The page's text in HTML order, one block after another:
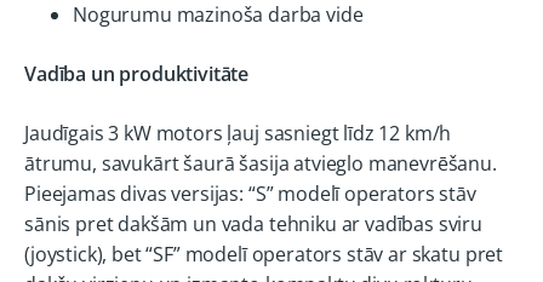
Nogurumu mazinoša darba vide
Vadība un produktivitāte
Jaudīgais 3 kW motors ļauj sasniegt līdz 12 km/h
ātrumu, savukārt šaurā šasija atvieglo manevrēšanu.
Pieejamas divas versijas: “S” modelī operators stāv
sānis pret dakšām un vada tehniku ar vadības sviru
(joystick), bet “SF” modelī operators stāv ar skatu pret